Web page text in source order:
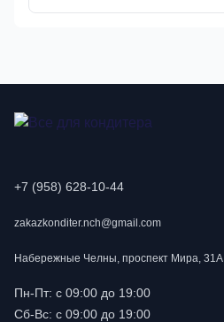
+7 (958) 628-10-44
zakazkonditer.nch@gmail.com
Набережные Челны, проспект Мира, 31А
Пн-Пт: с 09:00 до 19:00
Сб-Вс: с 09:00 до 19:00